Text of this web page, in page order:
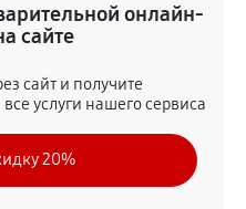
60 минут
60 минут
онлайн-
сайте
сайт и получите
услуги нашего сервиса
20%